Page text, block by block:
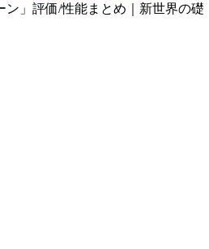
ン」評価/性能まとめ｜新世界の礎